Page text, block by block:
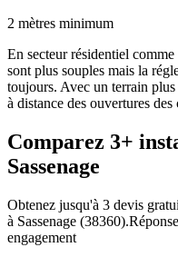
2 mètres minimum
En secteur résidentiel comme
sont plus souples mais la
toujours. Avec un terrain
à distance des ouvertures des
Comparez 3+
Sassenage
Obtenez jusqu'à 3 devis
à Sassenage (38360).
engagement